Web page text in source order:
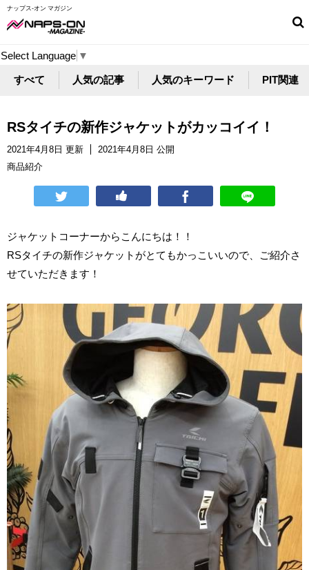
ナップス-オン マガジン
Select Language ▼
すべて 人気の記事 人気のキーワード PIT関連
RSタイチの新作ジャケットがカッコイイ！
2021年4月8日 更新
2021年4月8日 公開
商品紹介
ジャケットコーナーからこんにちは！！
RSタイチの新作ジャケットがとてもかっこいいので、ご紹介さ
せていただきます！